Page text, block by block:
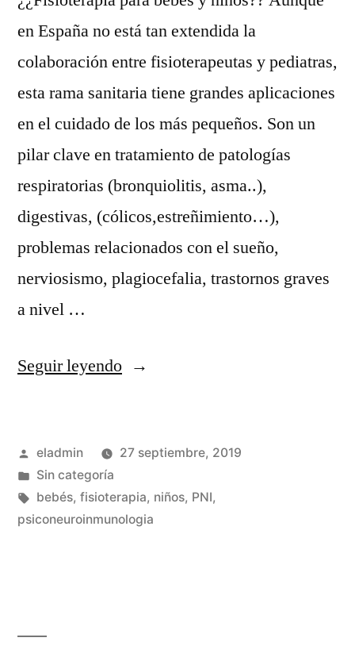
en España no está tan extendida la
colaboración entre fisioterapeutas y pediatras,
esta rama sanitaria tiene grandes aplicaciones
en el cuidado de los más pequeños. Son un
pilar clave en tratamiento de patologías
respiratorias (bronquiolitis, asma..),
digestivas, (cólicos,estreñimiento…),
problemas relacionados con el sueño,
nerviosismo, plagiocefalia, trastornos graves
a nivel …
Seguir leyendo«Fisioterapia
Publicado
por
eladmin
27 septiembre, 2019
Publicado
en
Sin categoría
Etiquetas:
bebés, fisioterapia, niños, PNI,
psiconeuroinmunologia